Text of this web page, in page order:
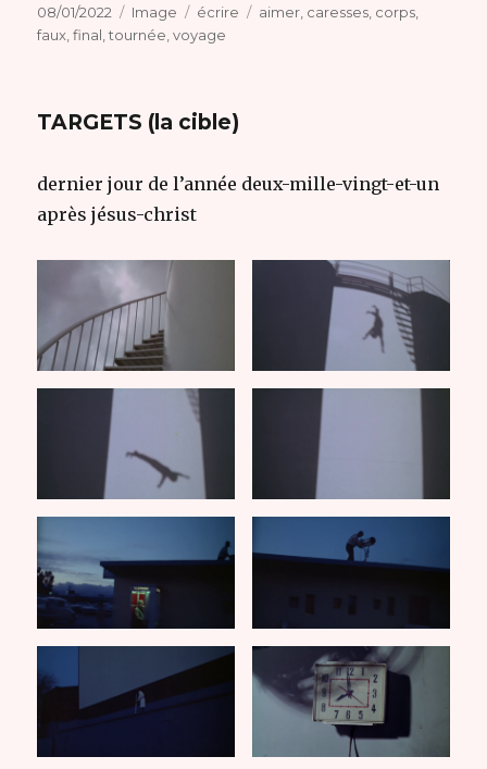
Publié
le
08/01/2022 Format
Image Catégories
écrire Étiquettes
aimer caresses corps
faux ,final ,tournée ,voyage
TARGETS (la cible)
dernier jour de l’année deux-mille-vingt-et-un
après jésus-christ